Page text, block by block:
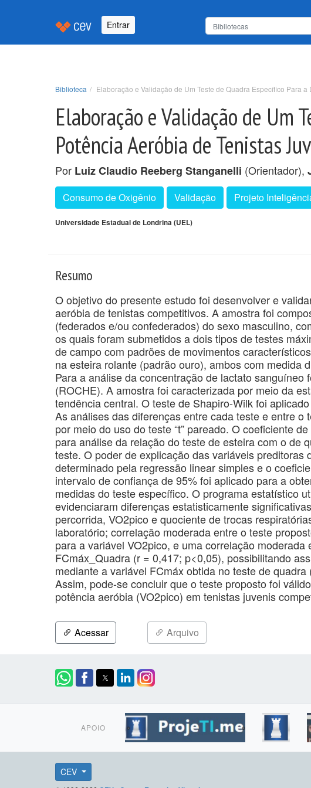
Entrar
Biblioteca Elaboração e Validação de Um Teste de Quadra Específico Para
Elaboração e Validação de Um
Potência Aeróbia de Tenistas
Por Luiz Claudio Reeberg Stanganelli (Orientador),
Consumo de Oxigênio Validação Projeto
Universidade Estadual de Londrina (UEL)
Resumo
O objetivo do presente estudo foi desenvolver e
aeróbia de tenistas competitivos. A amostra foi
(federados e/ou confederados) do sexo masculino,
os quais foram submetidos a dois tipos de testes
de campo com padrões de movimentos
na esteira rolante (padrão ouro), ambos com medida
Para a análise da concentração de lactato
(ROCHE). A amostra foi caracterizada por meio da
tendência central. O teste de Shapiro-Wilk foi
As análises das diferenças entre cada teste e entre
por meio do uso do teste “t” pareado. O coeficiente
para análise da relação do teste de esteira com o de
teste. O poder de explicação das variáveis preditoras
determinado pela regressão linear simples e o
intervalo de confiança de 95% foi aplicado para a
medidas do teste específico. O programa estatístico
evidenciaram diferenças estatisticamente
percorrida, VO2pico e quociente de trocas
laboratório; correlação moderada entre o teste
para a variável VO2pico, e uma correlação moderada
FCmáx_Quadra (r = 0,417; p<0,05), possibilitando
mediante a variável FCmáx obtida no teste de
Assim, pode-se concluir que o teste proposto foi
potência aeróbia (VO2pico) em tenistas juvenis
Acessar Arquivo
APOIO
CEV